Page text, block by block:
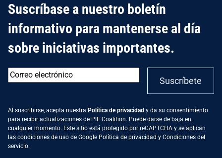
Suscríbase a nuestro boletín
informativo para mantenerse al día
sobre iniciativas importantes.
Correo
electrónico* Suscríbete
Al suscribirse, acepta nuestra Política de privacidad y da su consentimiento
para recibir actualizaciones de PIF Coalition. Puede darse de baja en
cualquier momento. Este sitio está protegido por reCAPTCHA y se aplican
las condiciones de uso de Google Política de privacidad y Condiciones del
servicio.